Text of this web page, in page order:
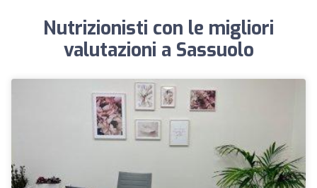
Nutrizionisti con le migliori
valutazioni a Sassuolo